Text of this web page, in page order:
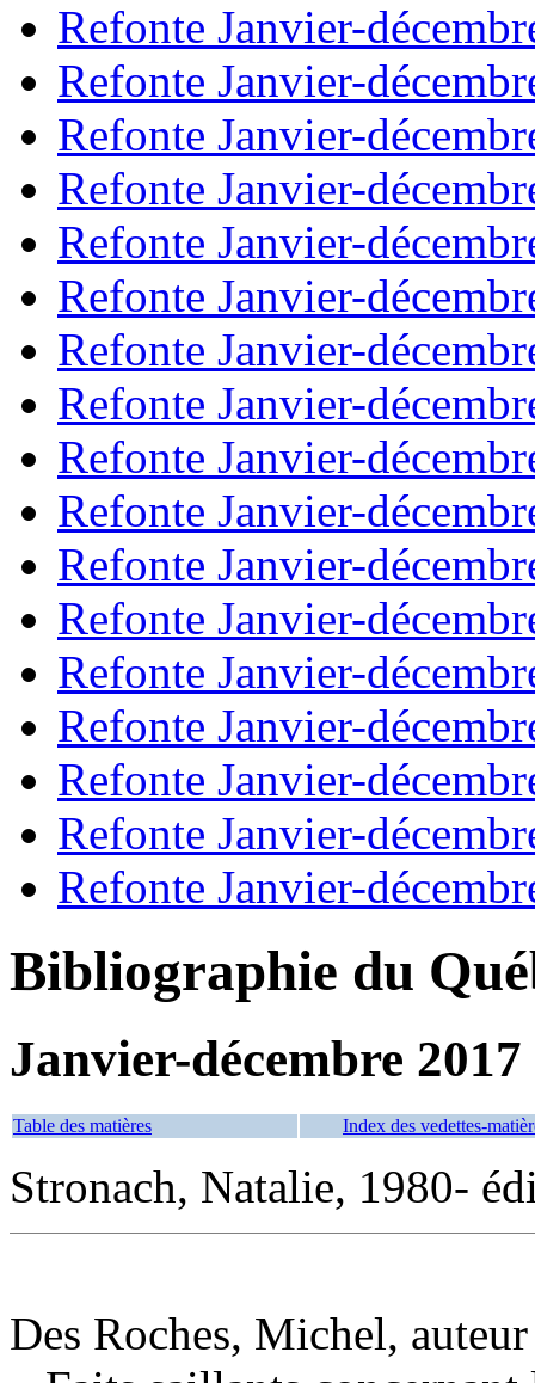
Refonte Janvier-
Refonte Janvier-
Refonte Janvier-
Refonte Janvier-
Refonte Janvier-
Refonte Janvier-
Refonte Janvier-
Refonte Janvier-
Refonte Janvier-
Refonte Janvier-
Refonte Janvier-
Refonte Janvier-
Refonte Janvier-
Refonte Janvier-
Refonte Janvier-
Refonte Janvier-
Refonte Janvier-
Bibliographie du
Janvier-décembre 2017
Table des matières Index des vedettes-
Stronach, Natalie, 1980-
Des Roches, Michel, auteur